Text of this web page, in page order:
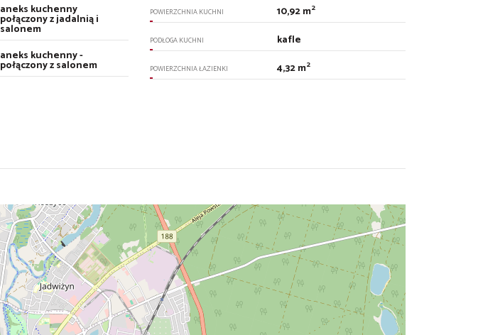
aneks kuchenny
połączony z jadalnią i
salonem
aneks kuchenny -
połączony z salonem
POWIERZCHNIA KUCHNI 10,92 m2
PODŁOGA KUCHNI kafle
POWIERZCHNIA ŁAZIENKI 4,32 m2